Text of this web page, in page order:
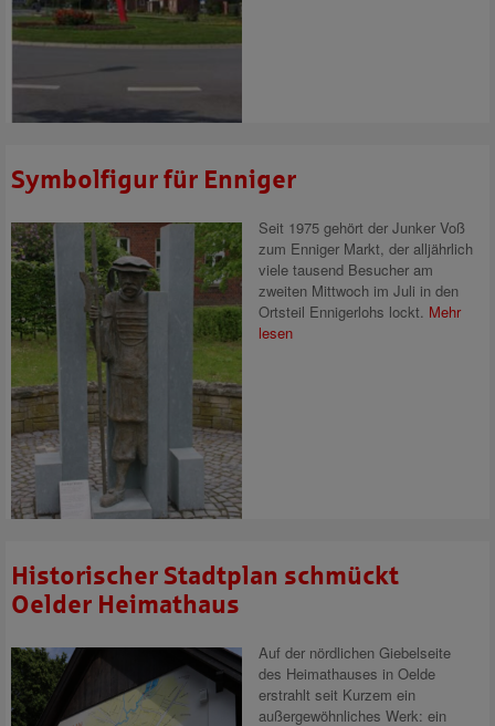
Symbolfigur für Enniger
Seit 1975 gehört der Junker Voß
zum Enniger Markt, der alljährlich
viele tausend Besucher am
zweiten Mittwoch im Juli in den
Ortsteil Ennigerlohs lockt. Mehr
lesen
Historischer Stadtplan schmückt
Oelder Heimathaus
Auf der nördlichen Giebelseite
des Heimathauses in Oelde
erstrahlt seit Kurzem ein
außergewöhnliches Werk: ein